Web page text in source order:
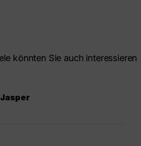
könnten Sie auch interessieren